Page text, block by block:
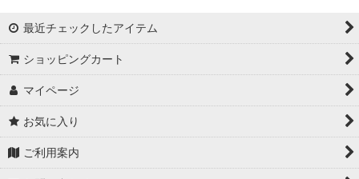
最近チェックしたアイテム
ショッピングカート
マイページ
お気に入り
ご利用案内